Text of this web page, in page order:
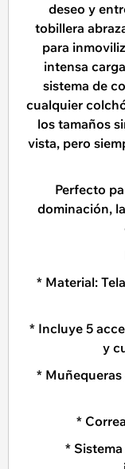
deseo y
tobillera
para
intensa
sistema de
cualquier
los tamaños
vista, pero
Perfecto
dominación,
* Material:
* Incluye 5
y
*
*
*